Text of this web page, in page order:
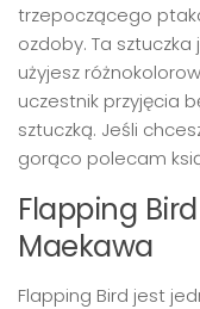
trzepoczącego
ozdoby. Ta
użyjesz
uczestnik przyjęcia
sztuczką. Jeśli
gorąco polecam
Flapping
Maekawa
Flapping Bird jest